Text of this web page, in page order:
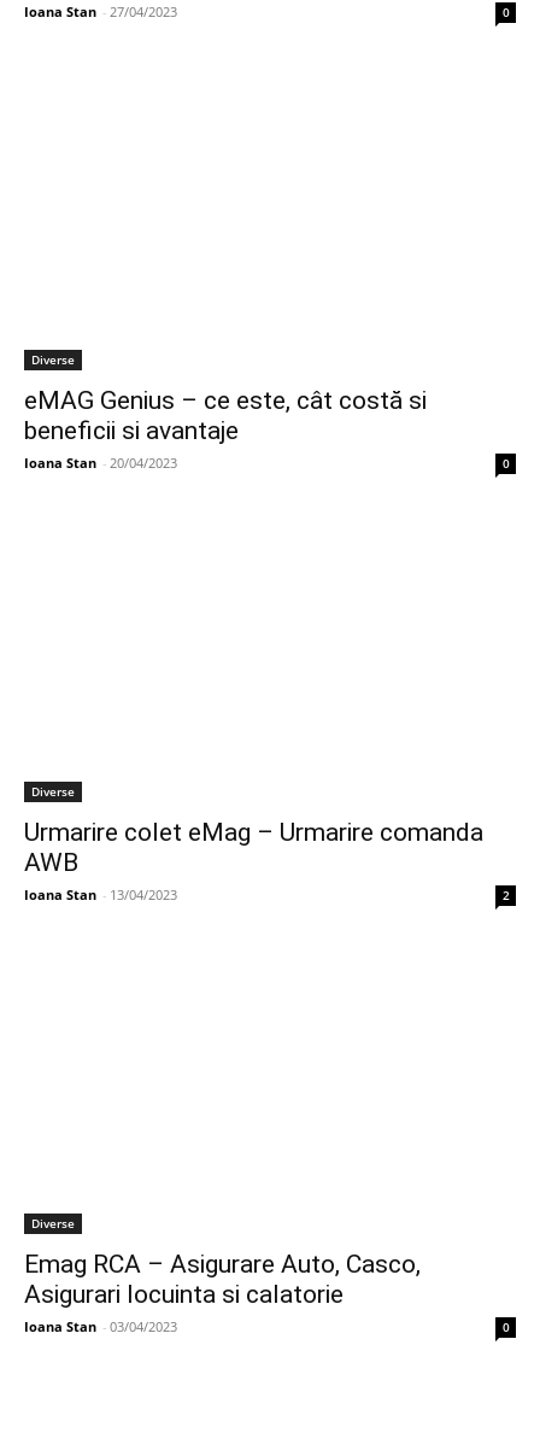
Ioana Stan - 27/04/2023 0
Diverse
eMAG Genius – ce este, cât costă si
beneficii si avantaje
Ioana Stan - 20/04/2023 0
Diverse
Urmarire colet eMag – Urmarire comanda
AWB
Ioana Stan - 13/04/2023 2
Diverse
Emag RCA – Asigurare Auto, Casco,
Asigurari locuinta si calatorie
Ioana Stan - 03/04/2023 0